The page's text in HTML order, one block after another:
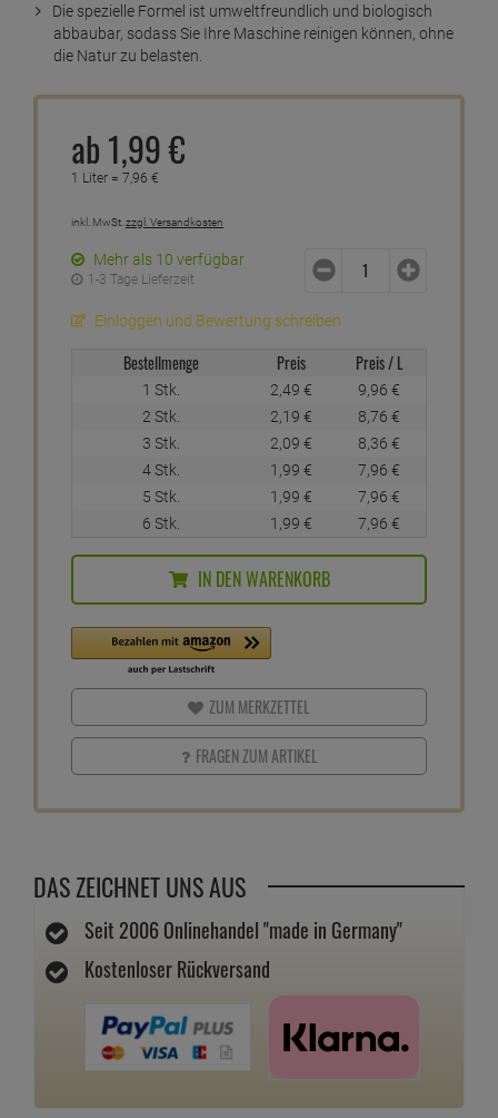
Die spezielle Formel ist umweltfreundlich und biologisch
abbaubar, sodass Sie Ihre Maschine reinigen können, ohne
die Natur zu belasten.
ab 1,99€
1 Liter = 7,96 €
inkl. MwSt. zzgl. Versandkosten
Mehr als 10 verfügbar
1-3 Tage Lieferzeit
Einloggen und Bewertung schreiben
Bestellmenge Preis Preis / L
1 Stk. 2, 49 € 9, 96 €
2 Stk.
2, 19 € 8, 76 €
3 Stk.
2, 09 € 8, 36 €
4 Stk.
1, 99 € 7, 96 €
5 Stk.
1, 99 € 7, 96 €
6 Stk.
1, 99 € 7, 96 €
IN DEN WARENKORB
ZUM MERKZETTEL
FRAGEN ZUM ARTIKEL
DAS ZEICHNET UNS AUS
Seit 2006 Onlinehandel "made in Germany"
Kostenloser Rückversand